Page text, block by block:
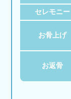
セレモニー
お骨上げ
お返骨